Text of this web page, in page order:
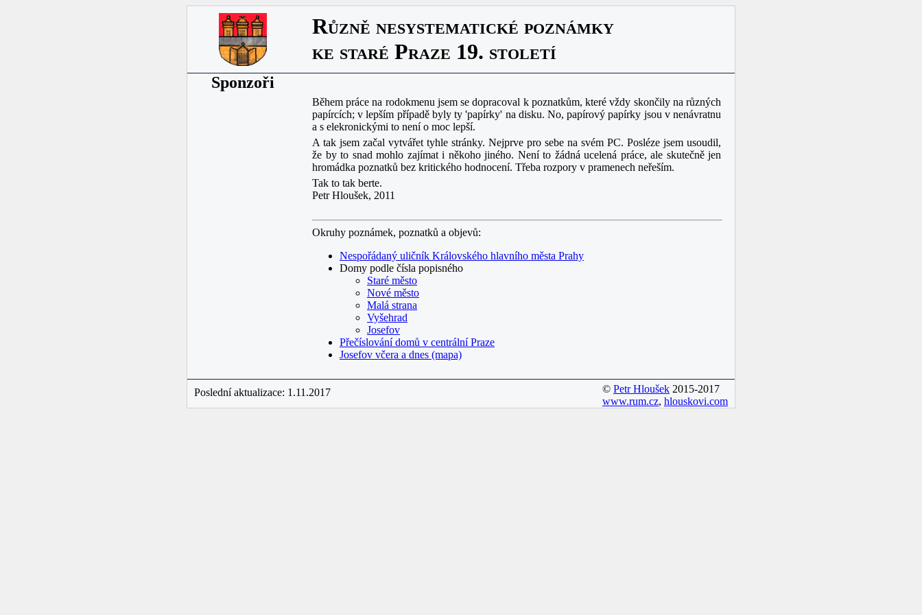
Různě nesystematické poznámky
ke staré Praze 19. století
Sponzoři
Během práce na rodokmenu jsem se dopracoval k poznatkům, které vždy skončily na různých
papírcích; v lepším případě byly ty 'papírky' na disku. No, papírový papírky jsou v nenávratnu
a s elekronickými to není o moc lepší.
A tak jsem začal vytvářet tyhle stránky. Nejprve pro sebe na svém PC. Posléze jsem usoudil,
že by to snad mohlo zajímat i někoho jiného. Není to žádná ucelená práce, ale skutečně jen
hromádka poznatků bez kritického hodnocení. Třeba rozpory v pramenech neřeším.
Tak to tak berte.
Petr Hloušek, 2011
Okruhy poznámek, poznatků a objevů:
Nespořádaný uličník Královského hlavního města Prahy
Domy podle čísla popisného
Staré město
Nové město
Malá strana
Vyšehrad
Josefov
Přečíslování domů v centrální Praze
Josefov včera a dnes (mapa)
Poslední aktualizace: 1.11.2017 © Petr Hloušek 2015-2017
www.rum.cz, hlouskovi.com